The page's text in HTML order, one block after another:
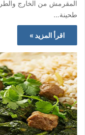
المقرمش من الخارج
طحينة…
اقرأ المزيد »